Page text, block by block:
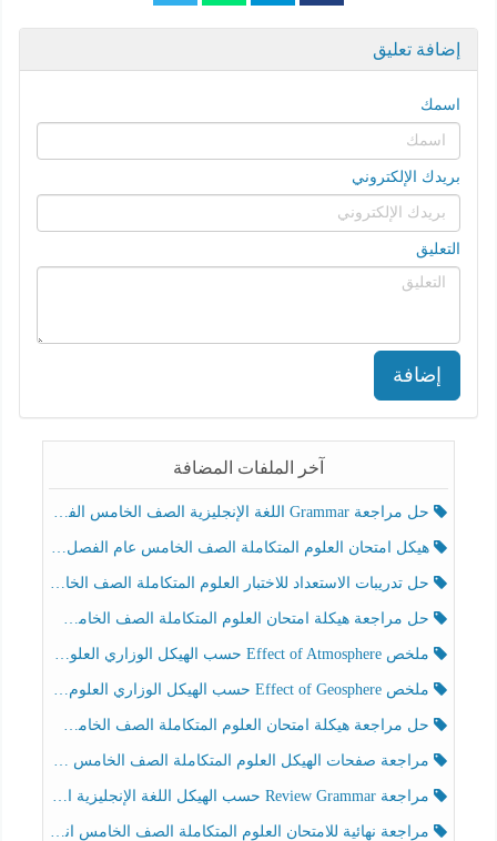
إضافة تعليق
اسمك
بريدك الإلكتروني
التعليق
إضافة
آخر الملفات المضافة
حل مراجعة Grammar اللغة الإنجليزية الصف الخامس الفصل الثالث
هيكل امتحان العلوم المتكاملة الصف الخامس عام الفصل الدراسي الثالث 2025-2026
حل تدريبات الاستعداد للاختبار العلوم المتكاملة الصف الخامس عام الفصل الثالث
حل مراجعة هيكلة امتحان العلوم المتكاملة الصف الخامس انسبير الفصل الثالث
ملخص Effect of Atmosphere حسب الهيكل الوزاري العلوم المتكاملة الصف الخامس انسبير الفصل الثالث
ملخص Effect of Geosphere حسب الهيكل الوزاري العلوم المتكاملة الصف الخامس انسبير الفصل الثالث
حل مراجعة هيكلة امتحان العلوم المتكاملة الصف الخامس عام الفصل الثالث
مراجعة صفحات الهيكل العلوم المتكاملة الصف الخامس انسبير الفصل الثالث
مراجعة Review Grammar حسب الهيكل اللغة الإنجليزية الصف الخامس الفصل الثالث
مراجعة نهائية للامتحان العلوم المتكاملة الصف الخامس انسبير الفصل الثالث